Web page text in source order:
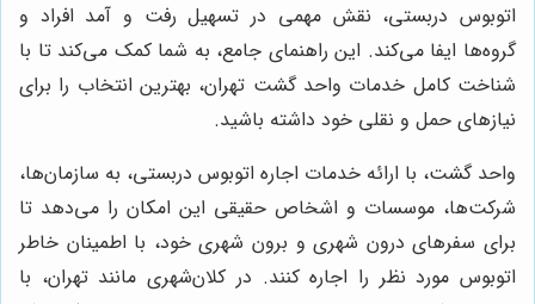
اتوبوس دربستی، نقش مهمی در تسهیل رفت و آمد افراد و
گروه‌ها ایفا می‌کند. این راهنمای جامع، به شما کمک می‌کند تا با
شناخت کامل خدمات واحد گشت تهران، بهترین انتخاب را برای
نیازهای حمل و نقلی خود داشته باشید.
واحد گشت، با ارائه خدمات اجاره اتوبوس دربستی، به سازمان‌ها،
شرکت‌ها، موسسات و اشخاص حقیقی این امکان را می‌دهد تا
برای سفرهای درون شهری و برون شهری خود، با اطمینان خاطر
اتوبوس مورد نظر را اجاره کنند. در کلان‌شهری مانند تهران، با